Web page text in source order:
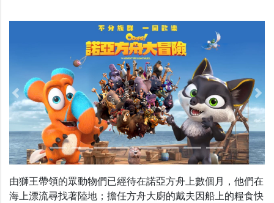
Previous
由獅王帶領的眾動物們已經待在諾亞方舟上數個月，他們在
海上漂流尋找著陸地；擔任方舟大廚的戴夫因船上的糧食快